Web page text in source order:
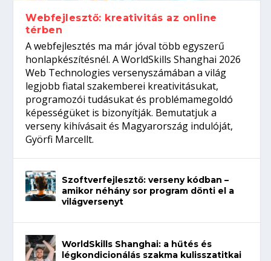
Webfejlesztő: kreativitás az online
térben
A webfejlesztés ma már jóval több egyszerű
honlapkészítésnél. A WorldSkills Shanghai 2026
Web Technologies versenyszámában a világ
legjobb fiatal szakemberei kreativitásukat,
programozói tudásukat és problémamegoldó
képességüket is bizonyítják. Bemutatjuk a
verseny kihívásait és Magyarország indulóját,
Györfi Marcellt.
Szoftverfejlesztő: verseny kódban –
amikor néhány sor program dönti el a
világversenyt
WorldSkills Shanghai: a hűtés és
légkondicionálás szakma kulisszatitkai